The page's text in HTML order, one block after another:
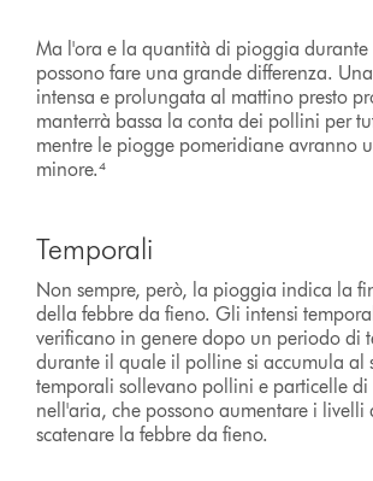
Ma l'ora e la quantità di pioggia
possono fare una grande differenza.
intensa e prolungata al mattino presto
manterrà bassa la conta dei pollini per
mentre le piogge pomeridiane avranno
minore.⁴
Temporali
Non sempre, però, la pioggia indica la
della febbre da fieno. Gli intensi
verificano in genere dopo un periodo di
durante il quale il polline si accumula al
temporali sollevano pollini e particelle
nell'aria, che possono aumentare i livelli
scatenare la febbre da fieno.